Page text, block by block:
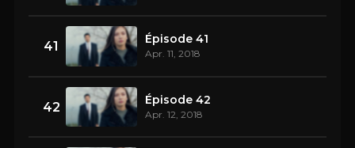
41 Épisode 41
Apr. 11, 2018
42 Épisode 42
Apr. 12, 2018